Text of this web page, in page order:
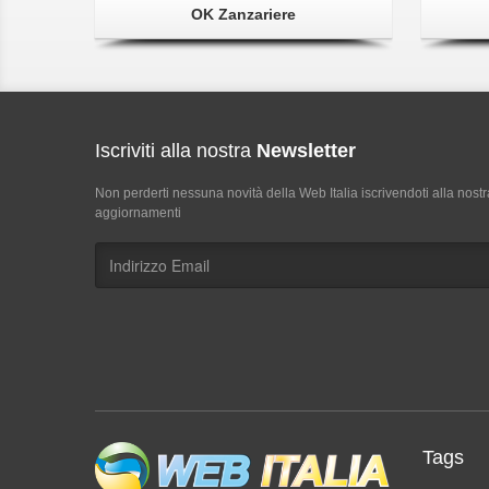
OK Zanzariere
Iscriviti alla nostra Newsletter
Non perderti nessuna novità della Web Italia iscrivendoti alla
aggiornamenti
Tags